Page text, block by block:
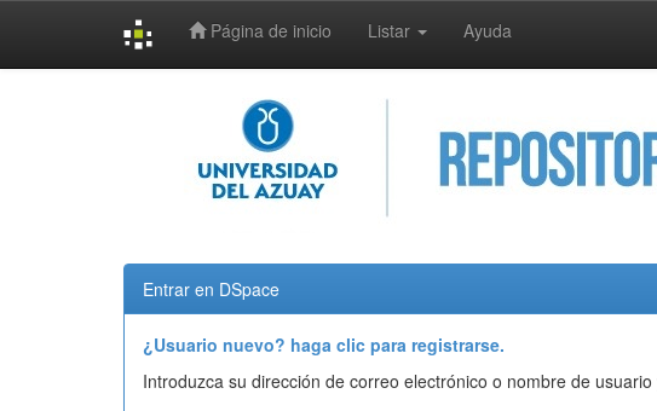
Página de inicio Listar Ayuda
Entrar en DSpace
¿Usuario nuevo? haga clic para registrarse.
Introduzca su dirección de correo electrónico o nombre de